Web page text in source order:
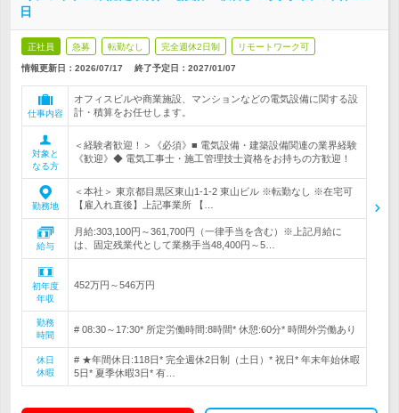
日
正社員 急募 転勤なし 完全週休2日制 リモートワーク可
情報更新日：2026/07/17 終了予定日： 2027/01/07
仕事内容
オフィスビルや商業施設、マンションなどの電気設備に関する設
計・積算をお任せします。
対象と
なる方
＜経験者歓迎！＞《必須》■ 電気設備・建築設備関連の業界経験
《歓迎》◆ 電気工事士・施工管理技士資格をお持ちの方歓迎！
勤務地
＜本社＞ 東京都目黒区東山1-1-2 東山ビル ※転勤なし ※在宅可
【雇入れ直後】上記事業所 【…
給与
月給:303,100円～361,700円（一律手当を含む）※上記月給に
は、固定残業代として業務手当48,400円～5…
初年度
年収
452万円～546万円
勤務
時間
# 08:30～17:30* 所定労働時間:8時間* 休憩:60分* 時間外労働あり
休日
休暇
# ★年間休日:118日* 完全週休2日制（土日）* 祝日* 年末年始休暇
5日* 夏季休暇3日* 有…